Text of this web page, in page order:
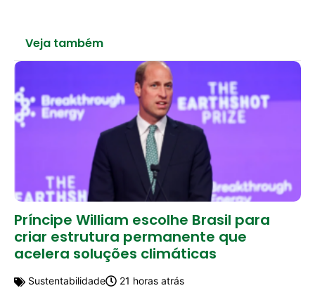
Veja também
Príncipe William escolhe Brasil para
criar estrutura permanente que
acelera soluções climáticas
Sustentabilidade 21 horas atrás